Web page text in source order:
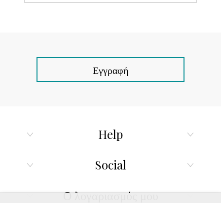
Εγγραφή
Help
Social
Ο λογαριασμός μου